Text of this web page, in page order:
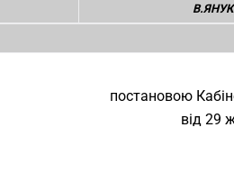
постановою
від 29